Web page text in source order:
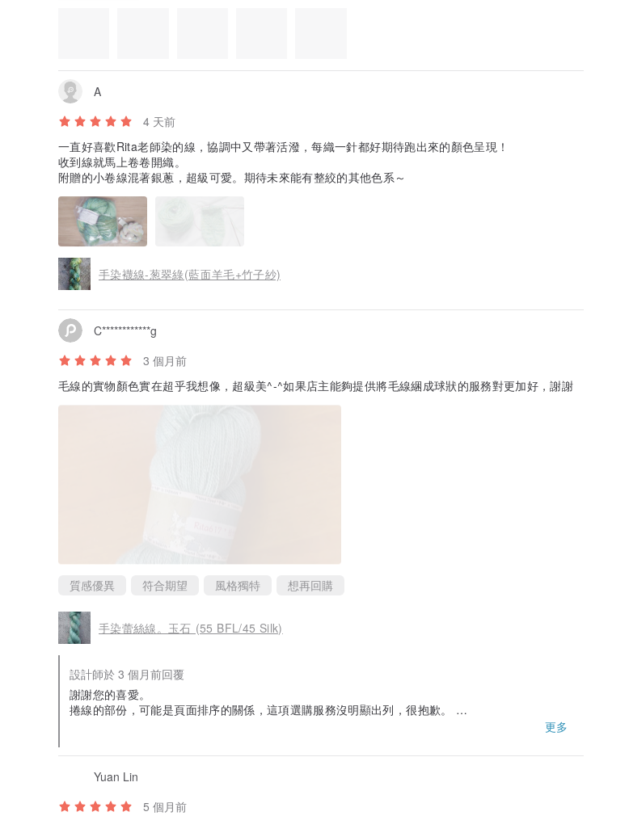
評價中附上的照片
A
一直好喜歡Rita老師染的線，協調中又帶著活潑，每織一針都好期待跑出來的顏色呈現！
收到線就馬上卷卷開織。
附贈的小卷線混著銀蔥，超級可愛。期待未來能有整絞的其他色系～
手染襪線-葱翠綠(藍面羊毛+竹子紗)
質感優異 符合期望
手染蕾絲線。玉石 (55 BFL/45 Silk)
謝謝您的喜愛。
捲線的部份，可能是頁面排序的關係，這項選購服務沒明顯出列，很抱歉。